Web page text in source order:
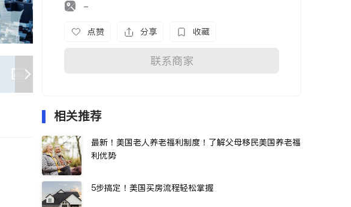
-
点赞 分享 收藏
联系商家
相关推荐
最新！美国老人养老福利制度！了解父母移民美国养老福
利优势
5步搞定！美国买房流程轻松掌握